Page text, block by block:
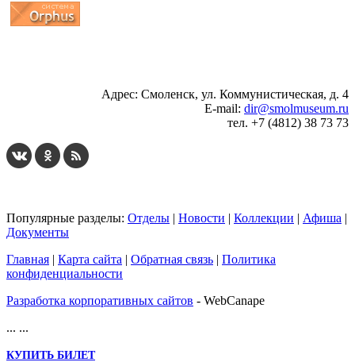
Адрес: Смоленск, ул. Коммунистическая, д. 4
E-mail: dir@smolmuseum.ru
тел. +7 (4812) 38 73 73
Популярные разделы: Отделы | Новости | Коллекции | Афиша |
Документы
Главная | Карта сайта | Обратная связь | Политика
конфиденциальности
Разработка корпоративных сайтов - WebCanape
... ...
КУПИТЬ БИЛЕТ